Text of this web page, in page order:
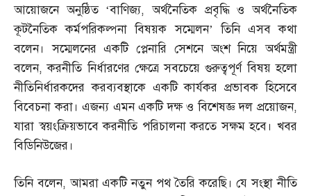
আয়োজনে অনুষ্ঠিত ‘বাণিজ্য,অর্থনৈতিক প্রবৃদ্ধি ও অর্থনৈতিক
কূটনৈতিক কর্মপরিকল্পনা বিষয়ক সম্মেলন’ তিনি এসব কথা
বলেন। সম্মেলনের একটি প্লেনারি সেশনে অংশ নিয়ে অর্থমন্ত্রী
বলেন,করনীতি নির্ধারণের ক্ষেত্রে সবচেয়ে গুরুত্বপূর্ণ বিষয় হলো
নীতিনির্ধারকদের করব্যবস্থাকে একটি কার্যকর প্রভাবক হিসেবে
বিবেচনা করা। এজন্য এমন একটি দক্ষ ও বিশেষজ্ঞ দল প্রয়োজন,
যারা স্বয়ংক্রিয়ভাবে করনীতি পরিচালনা করতে সক্ষম হবে। খবর
বিডিনিউজের।
তিনি বলেন,আমরা একটি নতুন পথ তৈরি করেছি। যে সংস্থা নীতি